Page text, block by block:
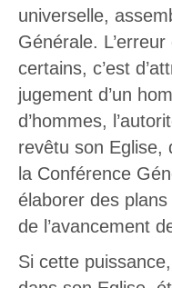
universelle,
Générale.
certains, c’est
jugement d’un
d’hommes,
revêtu son Eglise,
la Conférence
élaborer des
de l’avancement
Si cette